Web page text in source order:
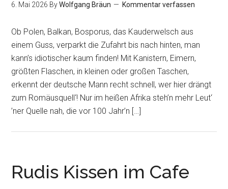
6. Mai 2026 ByWolfgang Bräun Kommentar verfassen
Ob Polen, Balkan, Bosporus, das Kauderwelsch aus
einem Guss, verparkt die Zufahrt bis nach hinten, man
kann’s idiotischer kaum finden! Mit Kanistern, Eimern,
größten Flaschen, in kleinen oder großen Taschen,
erkennt der deutsche Mann recht schnell, wer hier drängt
zum Romäusquell‘! Nur im heißen Afrika steh’n mehr Leut‘
’ner Quelle nah, die vor 100 Jahr’n […]
Rudis Kissen im Cafe